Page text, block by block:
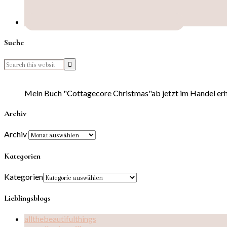
Suche
Mein Buch "Cottagecore Christmas"ab jetzt im Handel
Archiv
Archiv
Kategorien
Kategorien
Lieblingsblogs
allthebeautifulthings